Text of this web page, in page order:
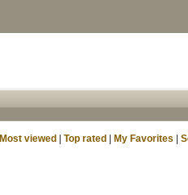
Most viewed Top rated My Favorites